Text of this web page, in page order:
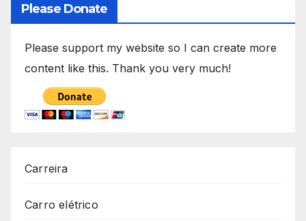
Please Donate
Please support my website so I can create more
content like this. Thank you very much!
Carreira
Carro elétrico